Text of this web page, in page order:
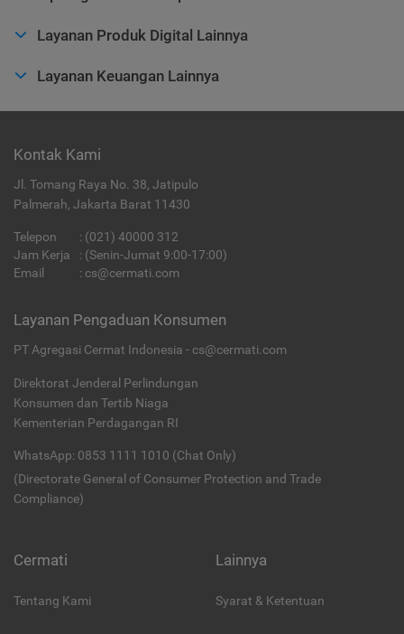
Layanan Produk Digital Lainnya
Layanan Keuangan Lainnya
Kontak Kami
Jl. Tomang Raya No. 38, Jatipulo
Palmerah, Jakarta Barat 11430
Telepon : (021) 40000 312
Jam Kerja
: (Senin-Jumat 9:00-17:00)
Email
: cs@cermati.com
Layanan Pengaduan Konsumen
PT Agregasi Cermat Indonesia - cs@cermati.com
Direktorat Jenderal Perlindungan
Konsumen dan Tertib Niaga
Kementerian Perdagangan RI
WhatsApp: 0853 1111 1010 (Chat Only)
(Directorate General of Consumer Protection and Trade
Compliance)
Cermati
Tentang Kami
Lainnya
Syarat & Ketentuan